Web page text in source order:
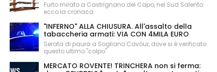
Furto mirato a Castrignano del Capo, nel Sud Salento:
ecco la cronaca
"INFERNO" ALLA CHIUSURA. All'assalto della
tabaccheria armati: VIA CON 4MILA EURO
Serata di paura a Sogliano Cavour, dove si è verificato
questo ultimo "colpo"
MERCATO ROVENTE! TRINCHERA non si ferma: